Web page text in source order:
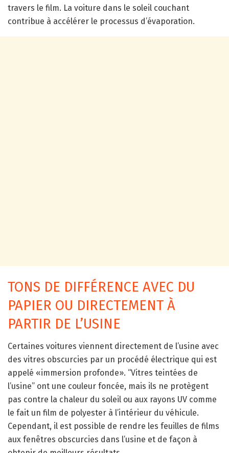
travers le film. La voiture dans le soleil couchant
contribue à accélérer le processus d’évaporation.
TONS DE DIFFÉRENCE AVEC DU
PAPIER OU DIRECTEMENT À
PARTIR DE L’USINE
Certaines voitures viennent directement de l’usine avec
des vitres obscurcies par un procédé électrique qui est
appelé «immersion profonde». “Vitres teintées de
l’usine” ont une couleur foncée, mais ils ne protègent
pas contre la chaleur du soleil ou aux rayons UV comme
le fait un film de polyester à l’intérieur du véhicule.
Cependant, il est possible de rendre les feuilles de films
aux fenêtres obscurcies dans l’usine et de façon à